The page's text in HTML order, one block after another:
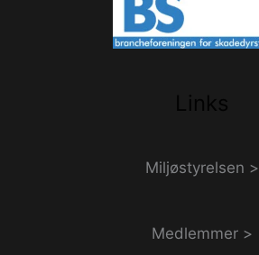
Miljøstyrelsen >
Medlemmer >